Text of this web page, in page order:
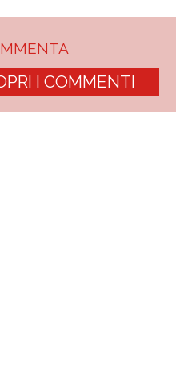
I COMMENTI